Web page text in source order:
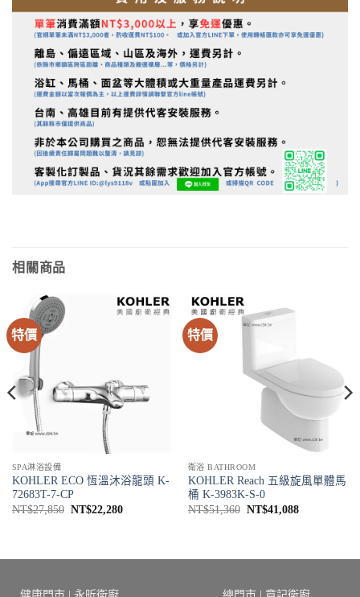
相關商品
特價
SPA淋浴設備
KOHLER ECO 恆溫沐浴龍頭 K-
72683T-7-CP
NT$27,850 原
NT$22,280目
特價
衛浴 BATHROOM
KOHLER Reach 五級旋風單體馬
桶 K-3983K-S-0
NT$51,360 原
NT$41,088目